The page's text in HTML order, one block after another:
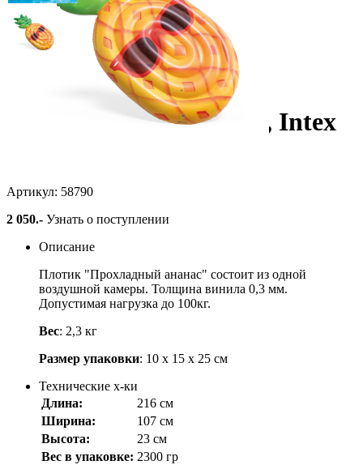
Плотик "Прохладный
ананас" 216х107х23см, Intex
Артикул: 58790
2 050.- Узнать о поступлении
Описание
Плотик "Прохладный ананас" состоит из одной
воздушной камеры. Толщина винила 0,3 мм.
Допустимая нагрузка до 100кг.
Вес: 2,3 кг
Размер упаковки: 10 х 15 х 25 см
Технические х-ки
Длина:
216 см
Ширина:
107 см
Высота:
23 см
Вес в упаковке: 2300 гр